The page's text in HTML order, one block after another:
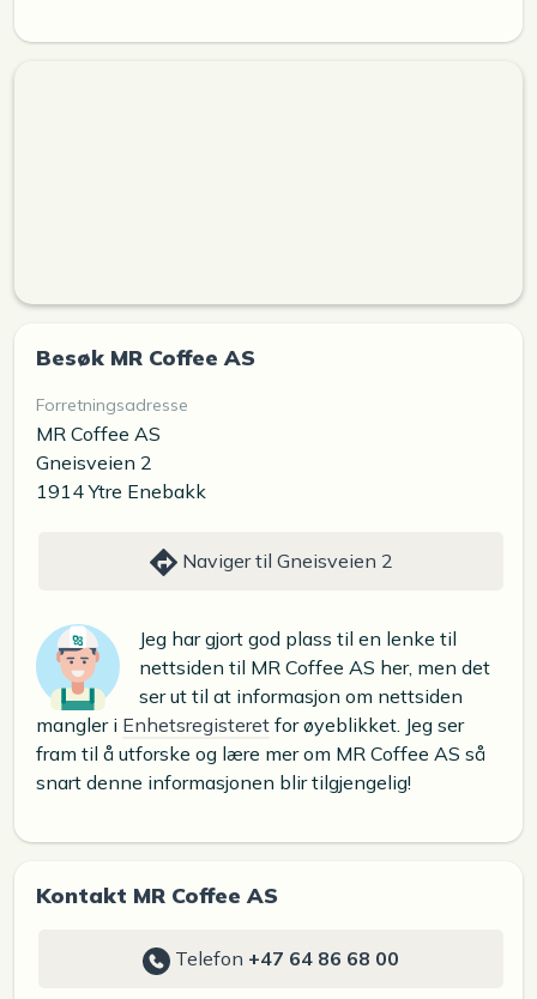
Besøk MR Coffee AS
Forretningsadresse
MR Coffee AS
Gneisveien 2
1914 Ytre Enebakk
Naviger til Gneisveien 2
Jeg har gjort god plass til en lenke til
nettsiden til MR Coffee AS her, men det
ser ut til at informasjon om nettsiden
mangler i Enhetsregisteret for øyeblikket. Jeg ser
fram til å utforske og lære mer om MR Coffee AS så
snart denne informasjonen blir tilgjengelig!
Kontakt MR Coffee AS
Telefon +47 64 86 68 00